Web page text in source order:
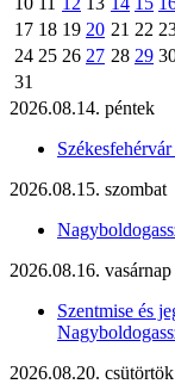
17 18 19 20 21 22
24 25 26 27 28 29
31
2026.08.14. péntek
2026.08.15. szombat
2026.08.16. vasárnap
Szentmise és
2026.08.20. csütörtök